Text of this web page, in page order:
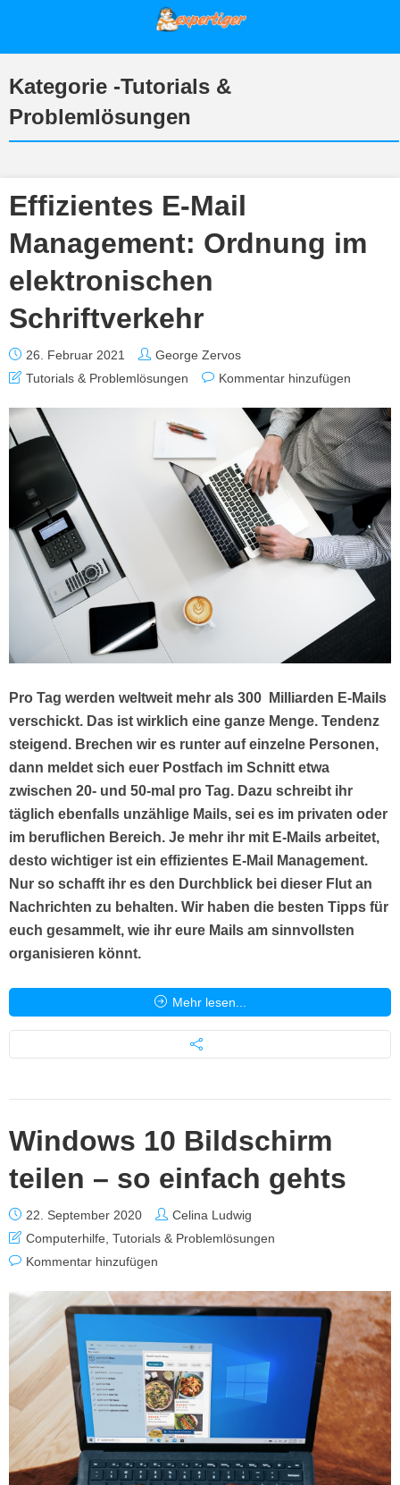
Kategorie -Tutorials &
Problemlösungen
Effizientes E-Mail
Management: Ordnung im
elektronischen
Schriftverkehr
26. Februar 2021
George Zervos
Tutorials & Problemlösungen
Kommentar hinzufügen
Pro Tag werden weltweit mehr als 300 Milliarden E-Mails
verschickt. Das ist wirklich eine ganze Menge. Tendenz
steigend. Brechen wir es runter auf einzelne Personen,
dann meldet sich euer Postfach im Schnitt etwa
zwischen 20- und 50-mal pro Tag. Dazu schreibt ihr
täglich ebenfalls unzählige Mails, sei es im privaten oder
im beruflichen Bereich. Je mehr ihr mit E-Mails arbeitet,
desto wichtiger ist ein effizientes E-Mail Management.
Nur so schafft ihr es den Durchblick bei dieser Flut an
Nachrichten zu behalten. Wir haben die besten Tipps für
euch gesammelt, wie ihr eure Mails am sinnvollsten
organisieren könnt.
Mehr lesen...
Windows 10 Bildschirm
teilen – so einfach gehts
22. September 2020
Celina Ludwig
Computerhilfe Tutorials & Problemlösungen
Kommentar hinzufügen